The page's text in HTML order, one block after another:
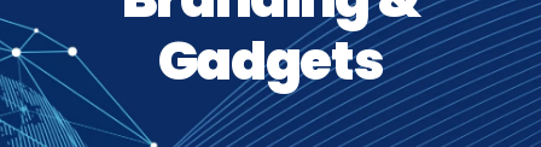
Gadgets